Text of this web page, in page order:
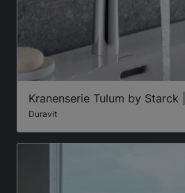
Kranenserie Tulum by Starck
Duravit